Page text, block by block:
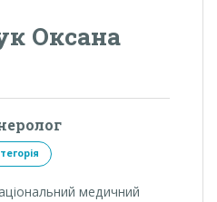
Оксана
медичний